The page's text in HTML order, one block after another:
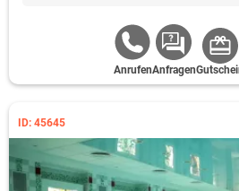
AnrufenAnfragen
ID: 45645